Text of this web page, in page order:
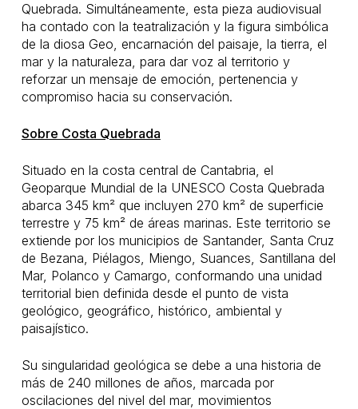
Quebrada. Simultáneamente, esta pieza audiovisual
ha contado con la teatralización y la figura simbólica
de la diosa Geo, encarnación del paisaje, la tierra, el
mar y la naturaleza, para dar voz al territorio y
reforzar un mensaje de emoción, pertenencia y
compromiso hacia su conservación.
Sobre Costa Quebrada
Situado en la costa central de Cantabria, el
Geoparque Mundial de la UNESCO Costa Quebrada
abarca 345 km² que incluyen 270 km² de superficie
terrestre y 75 km² de áreas marinas. Este territorio se
extiende por los municipios de Santander, Santa Cruz
de Bezana, Piélagos, Miengo, Suances, Santillana del
Mar, Polanco y Camargo, conformando una unidad
territorial bien definida desde el punto de vista
geológico, geográfico, histórico, ambiental y
paisajístico.
Su singularidad geológica se debe a una historia de
más de 240 millones de años, marcada por
oscilaciones del nivel del mar, movimientos